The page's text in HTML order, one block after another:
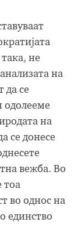
не
на
да се
одолееме
на
се донесе
вежба. Во
тоа
во однос на
единство